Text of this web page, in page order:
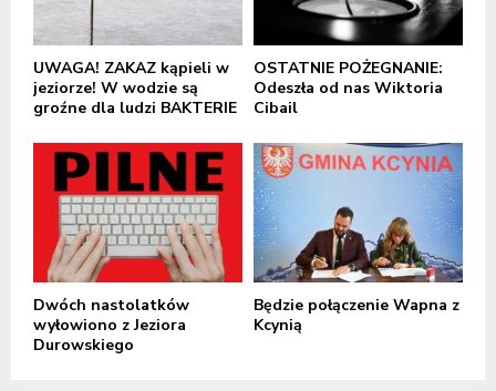
UWAGA! ZAKAZ kąpieli w
jeziorze! W wodzie są
groźne dla ludzi BAKTERIE
OSTATNIE POŻEGNANIE:
Odeszła od nas Wiktoria
Cibail
Dwóch nastolatków
wyłowiono z Jeziora
Durowskiego
Będzie połączenie Wapna z
Kcynią